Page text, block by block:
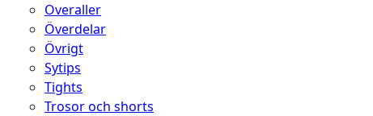
Overaller
Överdelar
Övrigt
Sytips
Tights
Trosor och shorts